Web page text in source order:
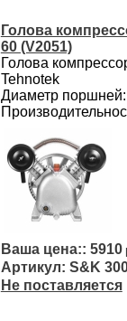
Голова
60 (V2051)
Голова
Tehnotek
Диаметр
5910
S&K
Не поставляется